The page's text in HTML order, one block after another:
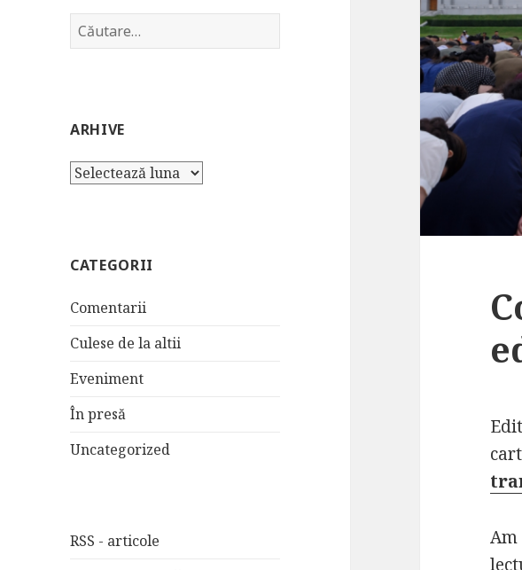
Caută
după:
ARHIVE
Arhive
CATEGORII
Comentarii
Culese de la altii
Eveniment
În presă
Uncategorized
RSS - articole
Am